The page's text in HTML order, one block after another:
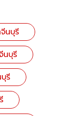
นบุรี
นบุรี
รี